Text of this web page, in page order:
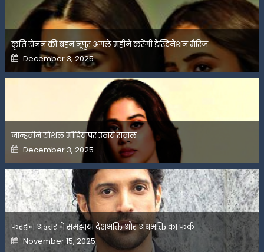
कृति सेनन की बहन नूपुर अगले महीने करेंगी डेस्टिनेशन मैरिज
Posted
on
December 3, 2025
जान्हवीने सोशल मीडियापर उठाये सवाल
Posted
on
December 3, 2025
फरहान अख्तर ने समझाया देशभक्ति और अंधभक्ति का फर्क
Posted
on
November 15, 2025